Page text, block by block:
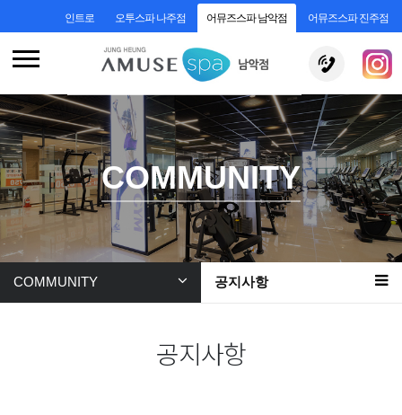
인트로 오투스파 나주점 어뮤즈스파 남악점 어뮤즈스파 진주점
COMMUNITY
COMMUNITY 공지사항
공지사항